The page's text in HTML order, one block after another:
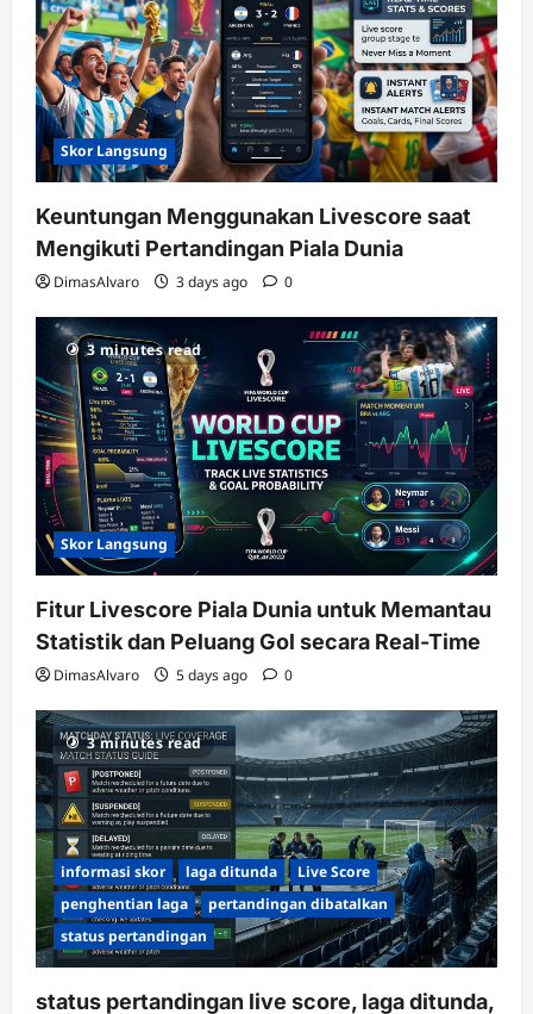
Skor Langsung
Keuntungan Menggunakan Livescore saat
Mengikuti Pertandingan Piala Dunia
DimasAlvaro 3 days ago 0
3 minutes read
Skor Langsung
Fitur Livescore Piala Dunia untuk Memantau
Statistik dan Peluang Gol secara Real-Time
DimasAlvaro 5 days ago 0
3 minutes read
informasi skor laga ditunda
Live Score
penghentian laga
pertandingan dibatalkan
status pertandingan
status pertandingan live score, laga ditunda,